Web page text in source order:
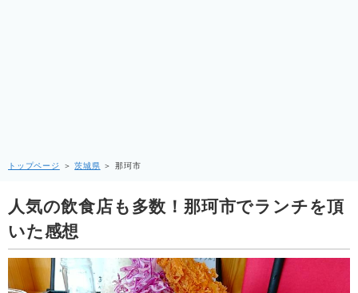
トップページ ＞茨城県 ＞那珂市
人気の飲食店も多数！那珂市でランチを頂
いた感想